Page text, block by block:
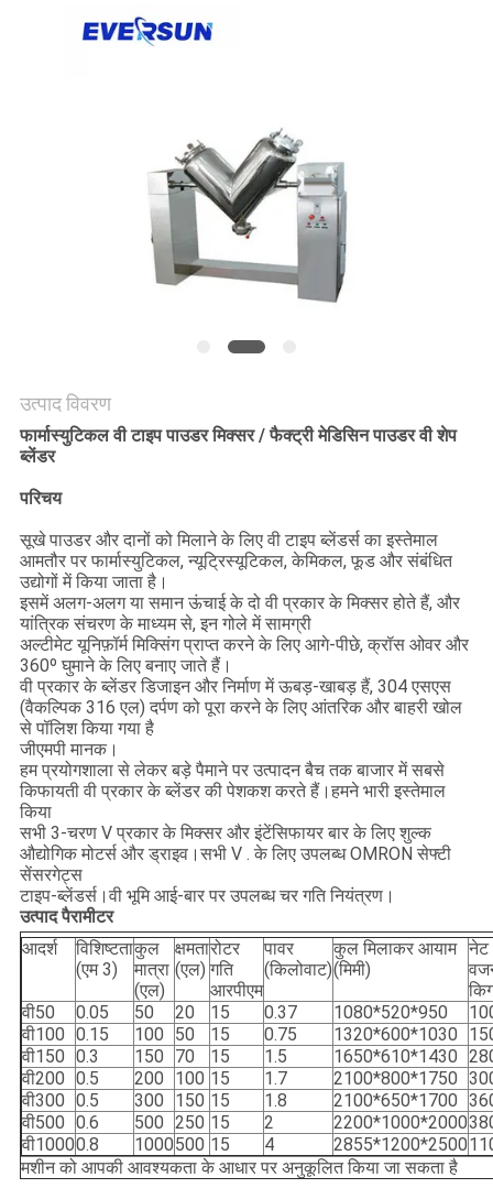
गोपनीयता
नीति
उत्पाद विवरण
फार्मास्युटिकल वी टाइप पाउडर मिक्सर / फैक्ट्री मेडिसिन पाउडर वी शेप
ब्लेंडर
परिचय
सूखे पाउडर और दानों को मिलाने के लिए वी टाइप ब्लेंडर्स का इस्तेमाल
आमतौर पर फार्मास्युटिकल, न्यूट्रिस्यूटिकल, केमिकल, फूड और संबंधित
उद्योगों में किया जाता है।
इसमें अलग-अलग या समान ऊंचाई के दो वी प्रकार के मिक्सर होते हैं, और
यांत्रिक संचरण के माध्यम से, इन गोले में सामग्री
अल्टीमेट यूनिफ़ॉर्म मिक्सिंग प्राप्त करने के लिए आगे-पीछे, क्रॉस ओवर और
360º घुमाने के लिए बनाए जाते हैं।
वी प्रकार के ब्लेंडर डिजाइन और निर्माण में ऊबड़-खाबड़ हैं, 304 एसएस
(वैकल्पिक 316 एल) दर्पण को पूरा करने के लिए आंतरिक और बाहरी खोल
से पॉलिश किया गया है
जीएमपी मानक।
हम प्रयोगशाला से लेकर बड़े पैमाने पर उत्पादन बैच तक बाजार में सबसे
किफायती वी प्रकार के ब्लेंडर की पेशकश करते हैं।हमने भारी इस्तेमाल
किया
सभी 3-चरण V प्रकार के मिक्सर और इंटेंसिफायर बार के लिए शुल्क
औद्योगिक मोटर्स और ड्राइव।सभी V . के लिए उपलब्ध OMRON सेफ्टी
सेंसरगेट्स
टाइप-ब्लेंडर्स।वी भूमि आई-बार पर उपलब्ध चर गति नियंत्रण।
उत्पाद पैरामीटर
आदर्श
विशिष्टता
(एम 3)
कुल
मात्रा
(एल)
क्षमता
(एल)
रोटर
गति
आरपीएम
पावर
(किलोवाट)
कुल मिलाकर आयाम
(मिमी)
नेट
वी50
0.05 50 20 15 0.37 1080*520*950
वी100 0.15 100 50 15 0.75 1320*600*1030
वी150 0.3 150 70 15 1.5 1650*610*1430
वी200 0.5 200 100 15 1.7 2100*800*1750
वी300 0.5 300 150 15 1.8 2100*650*1700
वी500 0.6 500 250 15 2 2200*1000*2000
वी10000.8 1000500 15 4 2855*1200*2500
मशीन को आपकी आवश्यकता के आधार पर अनुकूलित किया जा सकता है